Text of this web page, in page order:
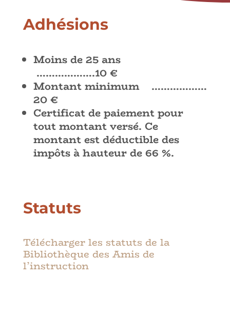
Adhésions
Moins de 25 ans
……………….10 €
Montant minimum ………………
20 €
Certificat de paiement pour
tout montant versé. Ce
montant est déductible des
impôts à hauteur de 66 %.
Statuts
Télécharger les statuts de la
Bibliothèque des Amis de
l’instruction